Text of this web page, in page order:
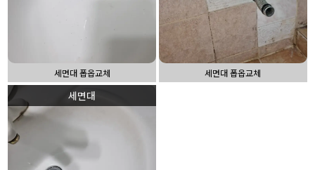
세면대 폽옵교체 세면대 폽옵교체
세면대